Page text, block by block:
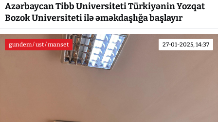
Azərbaycan Tibb Universiteti Türkiyənin Yozqat
Bozok Universiteti ilə əməkdaşlığa başlayır
gundem / ust / manset 27-01-2025, 14:37